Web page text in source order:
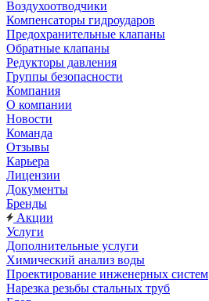
Воздухоотводчики
Компенсаторы гидроударов
Предохранительные клапаны
Обратные клапаны
Редукторы давления
Группы безопасности
Компания
О компании
Новости
Команда
Отзывы
Карьера
Лицензии
Документы
Бренды
Акции
Услуги
Дополнительные услуги
Химический анализ воды
Проектирование инженерных систем
Нарезка резьбы стальных труб